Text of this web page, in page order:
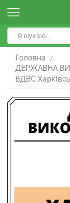
Головна /
ДЕРЖАВНА
ВДВС